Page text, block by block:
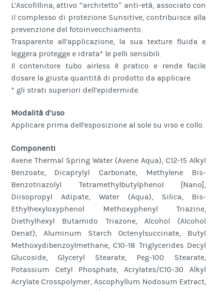
L’Ascofillina, attivo “architetto” anti-età, associato con
il complesso di protezione Sunsitive, contribuisce alla
prevenzione del fotoinvecchiamento.
Trasparente all’applicazione, la sua texture fluida e
leggera protegge e idrata* le pelli sensibili.
Il contenitore tubo airless è pratico e rende facile
dosare la giusta quantità di prodotto da applicare.
* gli strati superiori dell’epidermide.
Modalità d’uso
Applicare prima dell’esposizione al sole su viso e collo.
Componenti
Avene Thermal Spring Water (Avene Aqua), C12-15 Alkyl
Benzoate, Dicaprylyl Carbonate, Methylene Bis-
Benzotriazolyl Tetramethylbutylphenol [Nano],
Diisopropyl Adipate, Water (Aqua), Silica, Bis-
Ethylhexyloxyphenol Methoxyphenyl Triazine,
Diethylhexyl Butamido Triazone, Alcohol (Alcohol
Denat), Aluminum Starch Octenylsuccinate, Butyl
Methoxydibenzoylmethane, C10-18 Triglycerides Decyl
Glucoside, Glyceryl Stearate, Peg-100 Stearate,
Potassium Cetyl Phosphate, Acrylates/C10-30 Alkyl
Acrylate Crosspolymer, Ascophyllum Nodosum Extract,